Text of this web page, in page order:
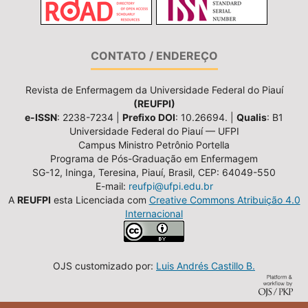
CONTATO / ENDEREÇO
Revista de Enfermagem da Universidade Federal do Piauí
(REUFPI)
e-ISSN: 2238-7234 | Prefixo DOI: 10.26694. | Qualis: B1
Universidade Federal do Piauí — UFPI
Campus Ministro Petrônio Portella
Programa de Pós-Graduação em Enfermagem
SG-12, Ininga, Teresina, Piauí, Brasil, CEP: 64049-550
E-mail: reufpi@ufpi.edu.br
A REUFPI esta Licenciada com Creative Commons Atribuição 4.0
Internacional
OJS customizado por: Luis Andrés Castillo B.